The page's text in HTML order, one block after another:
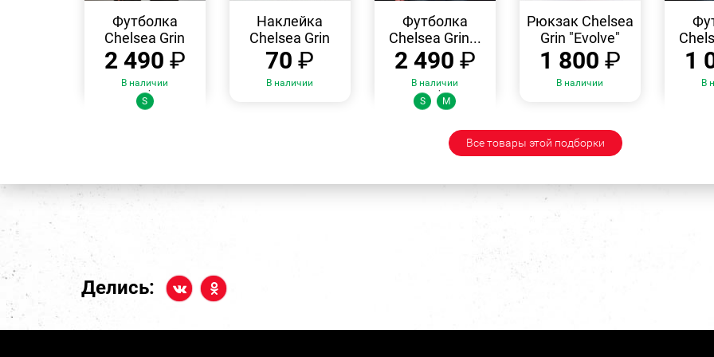
ПРОСМОТР
Футболка
Chelsea Grin
2 490 ₽
В наличии
Размеры:
S
ПРОСМОТР
Наклейка
Chelsea Grin
70₽
В наличии
ПРОСМОТР
Футболка
Chelsea Grin...
2 490 ₽
В наличии
Размеры:
S M
ПРОСМОТР
Рюкзак Chelsea
Grin "Evolve"
1 800 ₽
В наличии
1
В
Все товары этой подборки
Делись: